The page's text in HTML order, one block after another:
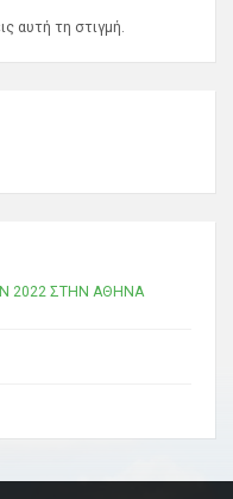
αυτή τη στιγμή.
2022 ΣΤΗΝ ΑΘΗΝΑ